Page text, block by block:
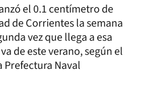
el 0.1 centímetro de
de Corrientes la semana
vez que llega a esa
de este verano, según el
Naval